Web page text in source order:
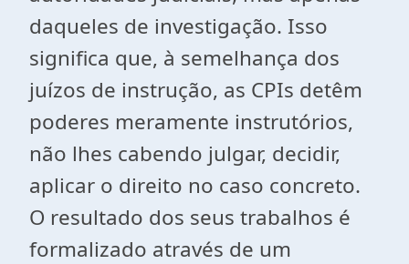
daqueles de investigação. Isso
significa que, à semelhança dos
juízos de instrução, as CPIs detêm
poderes meramente instrutórios,
não lhes cabendo julgar, decidir,
aplicar o direito no caso concreto.
O resultado dos seus trabalhos é
formalizado através de um